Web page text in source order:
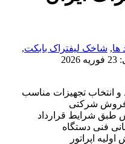
ها, شاخک لیفتراک بابکت,
23 فوریه 2026
انتخاب تجهیزات مناسب
فروش شرکتی
طبق شرایط قرارداد
فنی دستگاه
اپراتور